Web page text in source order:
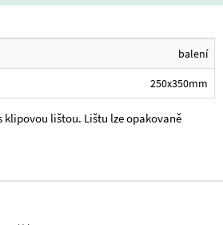
balení
250x350mm
klipovou lištou. Lištu lze opakovaně